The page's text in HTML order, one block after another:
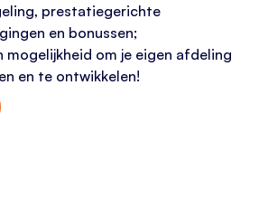
prestatiegerichte
en bonussen;
mogelijkheid om je eigen afdeling
en te ontwikkelen!